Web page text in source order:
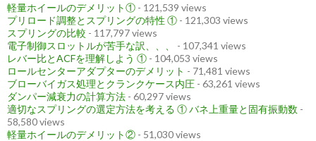
軽量ホイールのデメリット① - 121,539 views
プリロード調整とスプリングの特性 ① - 121,303 views
スプリングの比較 - 117,797 views
電子制御スロットルが苦手な訳、、、
- 107,341 views
レバー比とACFを理解しよう ① - 104,053 views
ロールセンターアダプターのデメリット - 71,481 views
ブローバイガス処理とクランクケース内圧 - 63,261 views
ダンパー減衰力の計算方法 - 60,297 views
適切なスプリングの選定方法を考える ① バネ上重量と固有振動数 -
58,580 views
軽量ホイールのデメリット② - 51,030 views